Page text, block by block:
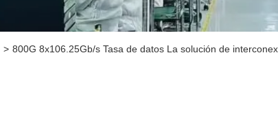
> 800G 8x106.25Gb/s Tasa de datos La solución de